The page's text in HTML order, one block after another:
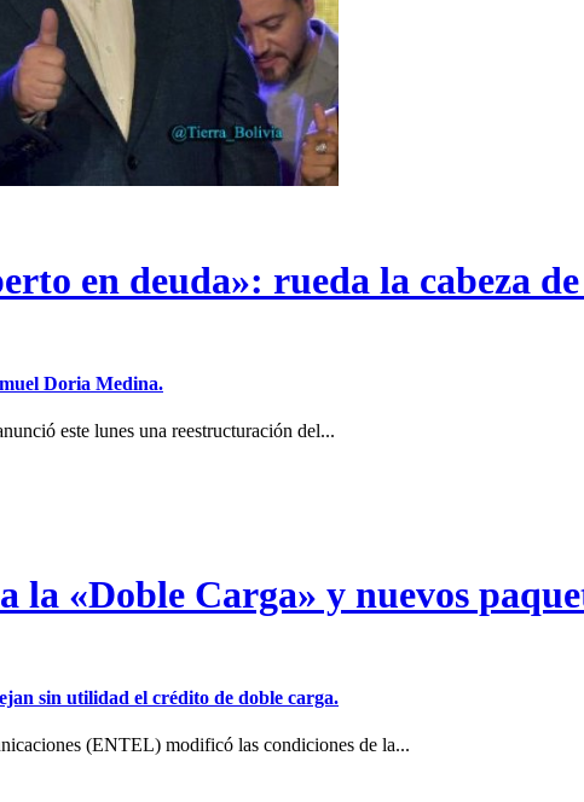
en deuda»: rueda la cabeza
Doria Medina.
este lunes una reestructuración del...
la «Doble Carga» y nuevos
sin utilidad el crédito de doble carga.
(ENTEL) modificó las condiciones de la...